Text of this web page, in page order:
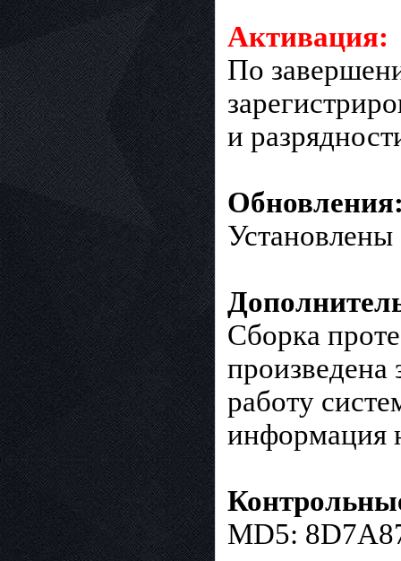
Активация:
По
и
Сборка
произведена
работу
информация
MD5: